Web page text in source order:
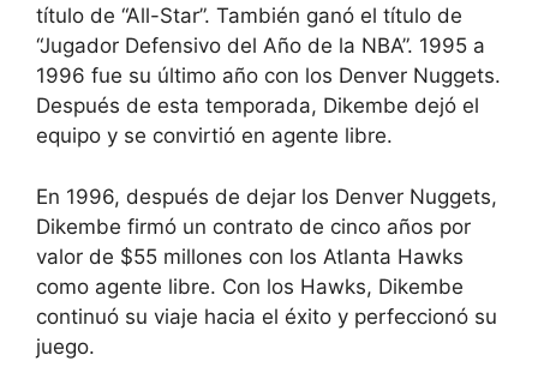
título de “All-Star”. También ganó el título de
“Jugador Defensivo del Año de la NBA”. 1995 a
1996 fue su último año con los Denver Nuggets.
Después de esta temporada, Dikembe dejó el
equipo y se convirtió en agente libre.
En 1996, después de dejar los Denver Nuggets,
Dikembe firmó un contrato de cinco años por
valor de $55 millones con los Atlanta Hawks
como agente libre. Con los Hawks, Dikembe
continuó su viaje hacia el éxito y perfeccionó su
juego.